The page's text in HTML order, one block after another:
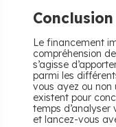
Conclusion
Le financement
compréhension
s’agisse
parmi les
vous ayez ou non
existent pour
temps d’analyser
et lancez-vous